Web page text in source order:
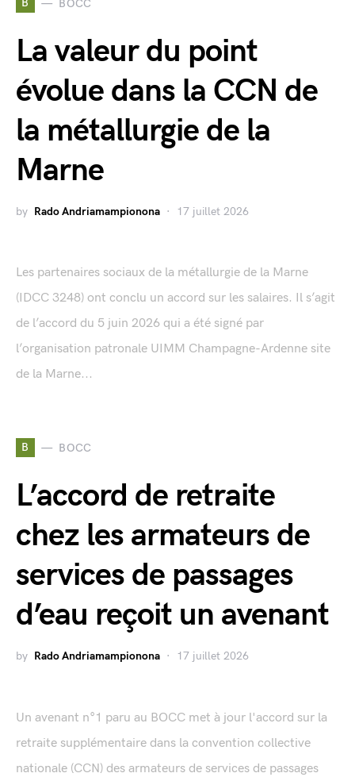
B BOCC
La valeur du point
évolue dans la CCN de
la métallurgie de la
Marne
by Rado Andriamampionona 17 juillet 2026
Les partenaires sociaux de la métallurgie de la Marne
(IDCC 3248) ont conclu un accord sur les salaires. Il s’agit
de l’accord du 5 juin 2026 qui a été signé par
l’organisation patronale UIMM Champagne-Ardenne site
de la Marne...
B BOCC
L’accord de retraite
chez les armateurs de
services de passages
d’eau reçoit un avenant
by Rado Andriamampionona 17 juillet 2026
Un avenant n°1 paru au BOCC met à jour l'accord sur la
retraite supplémentaire dans la convention collective
nationale (CCN) des armateurs de services de passages